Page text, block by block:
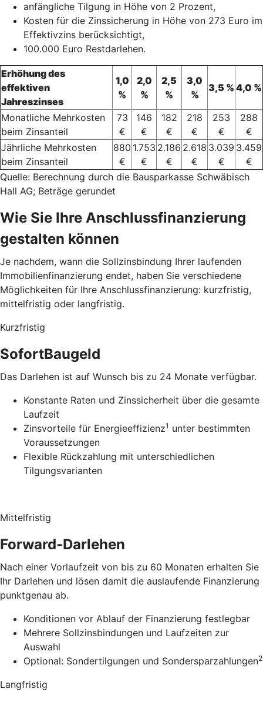
anfängliche Tilgung in Höhe von 2 Prozent,
Kosten für die Zinssicherung in Höhe von 273 Euro im
Effektivzins berücksichtigt,
100.000 Euro Restdarlehen.
Erhöhung des
effektiven
Jahreszinses
1,0
%
2,0
%
2,5
%
3,0
%
3,5 % 4,0 %
Monatliche Mehrkosten
beim Zinsanteil
73
€
146
€
182
€
218
€
253
€
288
€
Jährliche Mehrkosten
beim Zinsanteil
880
€
1.753
€
2.186
€
2.618
€
3.039
€
3.459
€
Quelle: Berechnung durch die Bausparkasse Schwäbisch
Hall AG; Beträge gerundet
Wie Sie Ihre Anschlussfinanzierung
gestalten können
Je nachdem, wann die Sollzinsbindung Ihrer laufenden
Immobilienfinanzierung endet, haben Sie verschiedene
Möglichkeiten für Ihre Anschlussfinanzierung: kurzfristig,
mittelfristig oder langfristig.
Kurzfristig
SofortBaugeld
Das Darlehen ist auf Wunsch bis zu 24 Monate verfügbar.
Konstante Raten und Zinssicherheit über die gesamte
Laufzeit
Zinsvorteile für Energieeffizienz1 unter bestimmten
Voraussetzungen
Flexible Rückzahlung mit unterschiedlichen
Tilgungsvarianten
Mittelfristig
Forward-Darlehen
Nach einer Vorlaufzeit von bis zu 60 Monaten erhalten Sie
Ihr Darlehen und lösen damit die auslaufende Finanzierung
punktgenau ab.
Konditionen vor Ablauf der Finanzierung festlegbar
Mehrere Sollzinsbindungen und Laufzeiten zur
Auswahl
Optional: Sondertilgungen und Sondersparzahlungen2
Langfristig